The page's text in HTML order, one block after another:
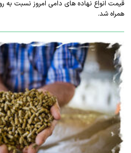
قیمت انواع نهاده های دامی امروز نسبت به
همراه شد.